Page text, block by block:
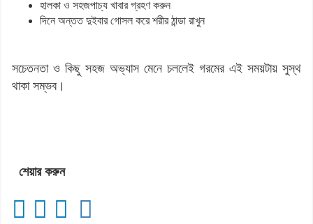
হালকা ও সহজপাচ্য খাবার গ্রহণ করুন
দিনে অন্তত দুইবার গোসল করে শরীর ঠান্ডা রাখুন
সচেতনতা ও কিছু সহজ অভ্যাস মেনে চললেই গরমের এই সময়টায় সুস্থ
থাকা সম্ভব।
শেয়ার করুন